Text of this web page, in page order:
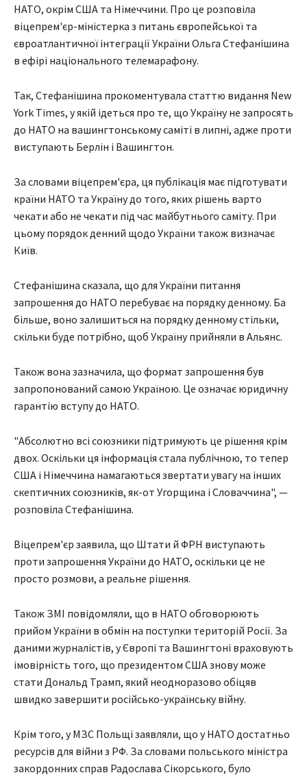
НАТО, окрім США та Німеччини. Про це розповіла
віцепрем'єр-міністерка з питань європейської та
євроатлантичної інтеграції України Ольга Стефанішина
в ефірі національного телемарафону.
Так, Стефанішина прокоментувала статтю видання New
York Times, у якій ідеться про те, що Україну не запросять
до НАТО на вашингтонському саміті в липні, адже проти
виступають Берлін і Вашингтон.
За словами віцепрем'єра, ця публікація має підготувати
країни НАТО та Україну до того, яких рішень варто
чекати або не чекати під час майбутнього саміту. При
цьому порядок денний щодо України також визначає
Київ.
Стефанішина сказала, що для України питання
запрошення до НАТО перебуває на порядку денному. Ба
більше, воно залишиться на порядку денному стільки,
скільки буде потрібно, щоб Україну прийняли в Альянс.
Також вона зазначила, що формат запрошення був
запропонований самою Україною. Це означає юридичну
гарантію вступу до НАТО.
"Абсолютно всі союзники підтримують це рішення крім
двох. Оскільки ця інформація стала публічною, то тепер
США і Німеччина намагаються звертати увагу на інших
скептичних союзників, як-от Угорщина і Словаччина", —
розповіла Стефанішина.
Віцепрем'єр заявила, що Штати й ФРН виступають
проти запрошення України до НАТО, оскільки це не
просто розмови, а реальне рішення.
Також ЗМІ повідомляли, що в НАТО обговорюють
прийом України в обмін на поступки територій Росії. За
даними журналістів, у Європі та Вашингтоні враховують
імовірність того, що президентом США знову може
стати Дональд Трамп, який неодноразово обіцяв
швидко завершити російсько-українську війну.
Крім того, у МЗС Польщі заявляли, що у НАТО достатньо
ресурсів для війни з РФ. За словами польського міністра
закордонних справ Радослава Сікорського, було